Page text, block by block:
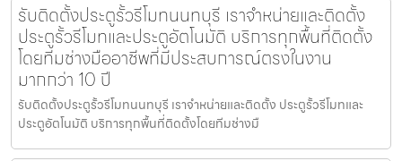
รับติดตั้งประตูรั้วรีโมทนนทบุรี เราจำหน่ายและติดตั้ง
ประตูรั้วรีโมทและประตูอัตโนมัติ บริการทุกพื้นที่ติดตั้ง
โดยทีมช่างมืออาชีพที่มีประสบการณ์ตรงในงาน
มากกว่า 10 ปี
รับติดตั้งประตูรั้วรีโมทนนทบุรี เราจำหน่ายและติดตั้ง ประตูรั้วรีโมทและ
ประตูอัตโนมัติ บริการทุกพื้นที่ติดตั้งโดยทีมช่างมื